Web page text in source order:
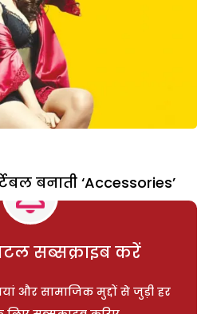
बनाती ‘Accessories’
सब्सक्राइब करें
और सामाजिक मुद्दों से जुड़ी हर